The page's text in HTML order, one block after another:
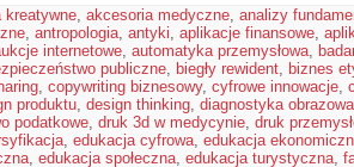
kreatywne, akcesoria medyczne, analizy
, antropologia, antyki, aplikacje finansowe,
internetowe, automatyka przemysłowa,
publiczne, biegły rewident, biznes
, copywriting biznesowy, cyfrowe innowacje,
produktu, design thinking, diagnostyka obrazowa
podatkowe, druk 3d w medycynie, druk
, edukacja cyfrowa, edukacja
, edukacja społeczna, edukacja turystyczna,